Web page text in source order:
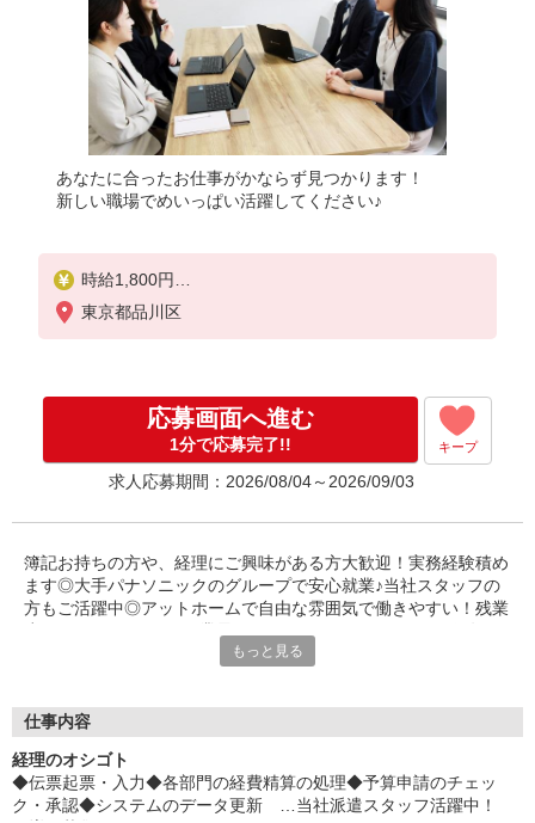
あなたに合ったお仕事がかならず見つかります！
新しい職場でめいっぱい活躍してください♪
時給1,800円
※当社規定あり
東京都品川区
応募画面へ進む
1分で応募完了!! キープ
求人応募期間：2026/08/04～2026/09/03
簿記お持ちの方や、経理にご興味がある方大歓迎！実務経験積め
ます◎大手パナソニックのグループで安心就業♪当社スタッフの
方もご活躍中◎アットホームで自由な雰囲気で働きやすい！残業
保険料がとっても、オトクに♪
「応募するか悩む…」
そんな方も安心してご応募ください。
しっかりお話を聞いて頂いてから
選考に進むかどうか考えていただけます◎
もっと見る
仕事内容
経理のオシゴト
◆伝票起票・入力◆各部門の経費精算の処理◆予算申請のチェッ
ク・承認◆システムのデータ更新 …当社派遣スタッフ活躍中！